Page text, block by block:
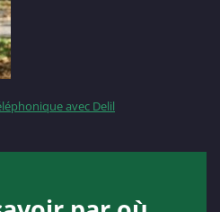
avec Delil